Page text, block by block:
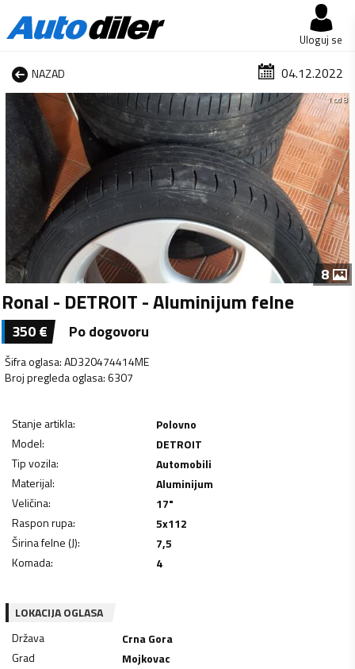
Uloguj se
NAZAD 04.12.2022
1 od 8
8
Ronal - DETROIT - Aluminijum felne
350€ Po dogovoru
Šifra oglasa:AD320474414ME
Broj pregleda oglasa:6307
Stanje artikla:
Polovno
Model:
DETROIT
Tip vozila:
Automobili
Materijal:
Aluminijum
Veličina:
17"
Raspon rupa:
5x112
Širina felne (J):
7,5
Komada: 4
LOKACIJA OGLASA
Država
Crna Gora
Grad
Mojkovac